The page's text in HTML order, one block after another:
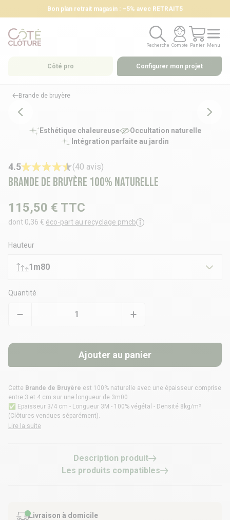
Bon plan retrait magasin : –5% avec RETRAIT5
Recherche
Recherche
Compte
Compte
Panier
Panier
Menu
Menu
Côté pro Configurer mon projet
Brande de bruyère
Brande de bruyère 100% naturelle
4.5 (40 avis)
Esthétique chaleureuse
Occultation naturelle
Intégration parfaite au jardin
115,50 € TTC
dont 0,36 € éco-part au recyclage pmcb
Hauteur
1m80
Quantité
Ajouter au panier
Cette Brande de Bruyère est 100% naturelle avec une épaisseur comprise
entre 3 et 4 cm sur une longueur de 3m00
✅ Epaisseur 3/4 cm - Longueur 3M - 100% végétal - Densité 8kg/m²
(Clôtures vendues séparément).
Lire la suite
Description produit
Les produits compatibles
Livraison à domicile